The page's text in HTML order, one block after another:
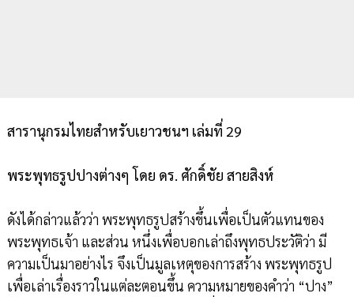
สารานุกรมไทยสำหรับเยาวชนฯ เล่มที่ 29
พระพุทธรูปปางต่างๆ โดย ดร. ศักดิ์ชัย สายสิงห์
ดังได้กล่าวแล้วว่า พระพุทธรูปสร้างขึ้นเพื่อเป็นตัวแทนของ
พระพุทธเจ้า และส่วน หนึ่งเพื่อบอกเล่าถึงพุทธประวัติว่า มี
ความเป็นมาอย่างไร จึงเป็นมูลเหตุของการสร้าง พระพุทธรูป
เพื่อเล่าเรื่องราวในแต่ละตอนขึ้น ความหมายของคำว่า “ปาง”